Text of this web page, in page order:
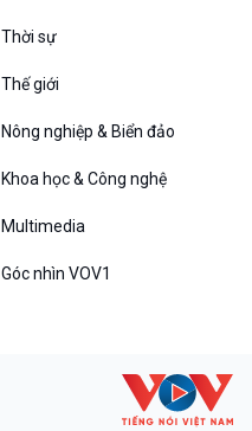
Thời sự
Thế giới
Nông nghiệp & Biển đảo
Khoa học & Công nghệ
Multimedia
Góc nhìn VOV1